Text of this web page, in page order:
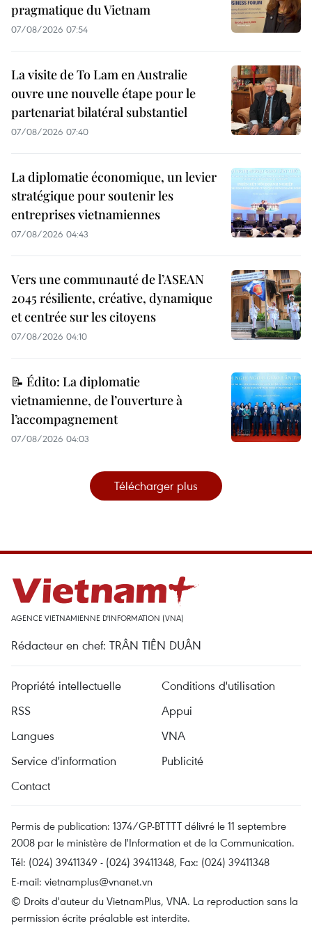
pragmatique du Vietnam
07/08/2026 07:54
La visite de To Lam en Australie
ouvre une nouvelle étape pour le
partenariat bilatéral substantiel
07/08/2026 07:40
La diplomatie économique, un levier
stratégique pour soutenir les
entreprises vietnamiennes
07/08/2026 04:43
Vers une communauté de l’ASEAN
2045 résiliente, créative, dynamique
et centrée sur les citoyens
07/08/2026 04:10
📝 Édito: La diplomatie
vietnamienne, de l’ouverture à
l’accompagnement
07/08/2026 04:03
Télécharger plus
AGENCE VIETNAMIENNE D'INFORMATION (VNA)
Rédacteur en chef: TRÂN TIÊN DUÂN
Propriété intellectuelle
Conditions d'utilisation
RSS
Appui
Langues
VNA
Service d'information
Publicité
Contact
Permis de publication: 1374/GP-BTTTT délivré le 11 septembre
2008 par le ministère de l'Information et de la Communication.
Tél: (024) 39411349 - (024) 39411348, Fax: (024) 39411348
E-mail: vietnamplus@vnanet.vn
© Droits d'auteur du VietnamPlus, VNA. La reproduction sans la
permission écrite préalable est interdite.